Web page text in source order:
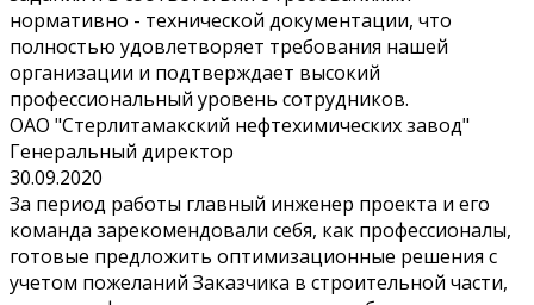
нормативно - технической документации, что
полностью удовлетворяет требования нашей
организации и подтверждает высокий
профессиональный уровень сотрудников.
ОАО "Стерлитамакский нефтехимических завод"
Генеральный директор
30.09.2020
За период работы главный инженер проекта и его
команда зарекомендовали себя, как профессионалы,
готовые предложить оптимизационные решения с
учетом пожеланий Заказчика в строительной части,